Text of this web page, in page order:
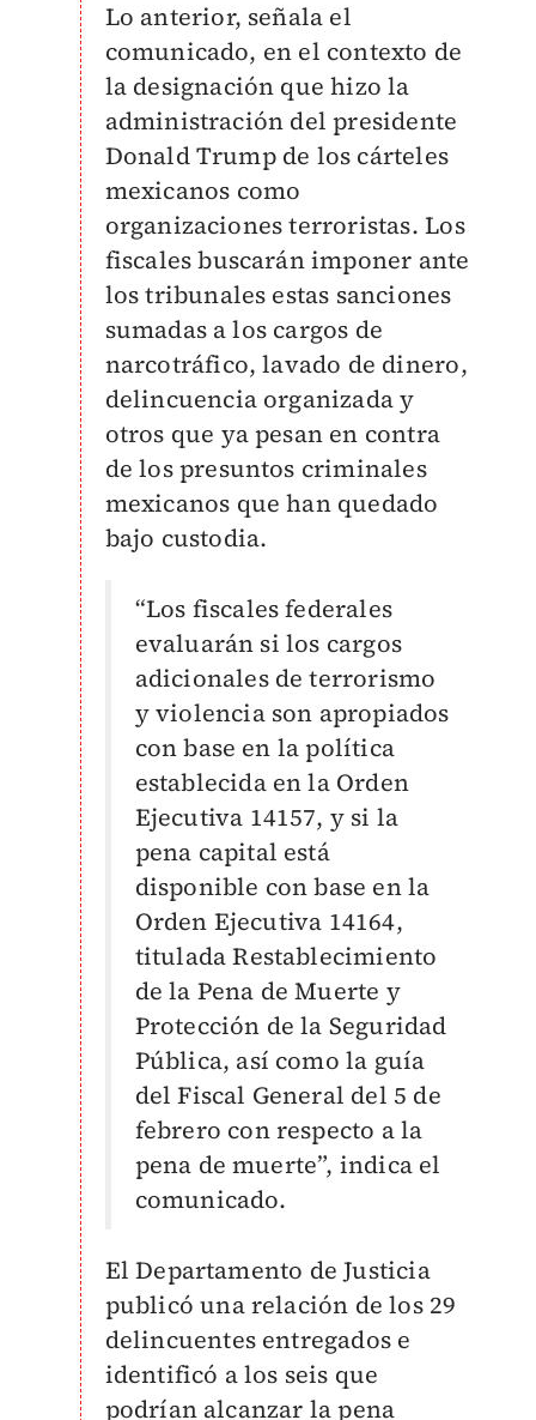
Lo anterior, señala el
comunicado, en el contexto de
la designación que hizo la
administración del presidente
Donald Trump de los cárteles
mexicanos como
organizaciones terroristas. Los
fiscales buscarán imponer ante
los tribunales estas sanciones
sumadas a los cargos de
narcotráfico, lavado de dinero,
delincuencia organizada y
otros que ya pesan en contra
de los presuntos criminales
mexicanos que han quedado
bajo custodia.
“Los fiscales federales
evaluarán si los cargos
adicionales de terrorismo
y violencia son apropiados
con base en la política
establecida en la Orden
Ejecutiva 14157, y si la
pena capital está
disponible con base en la
Orden Ejecutiva 14164,
titulada Restablecimiento
de la Pena de Muerte y
Protección de la Seguridad
Pública, así como la guía
del Fiscal General del 5 de
febrero con respecto a la
pena de muerte”, indica el
comunicado.
El Departamento de Justicia
publicó una relación de los 29
delincuentes entregados e
identificó a los seis que
podrían alcanzar la pena